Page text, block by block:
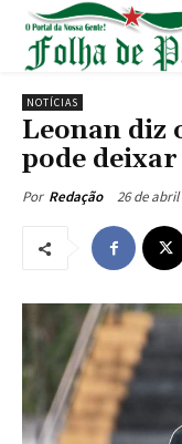
NOTÍCIAS
Leonan diz
pode
Por Redação 26 de abril